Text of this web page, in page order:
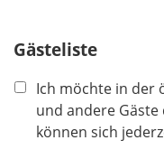
Gästeliste
Ich möchte in der
und andere
können sich